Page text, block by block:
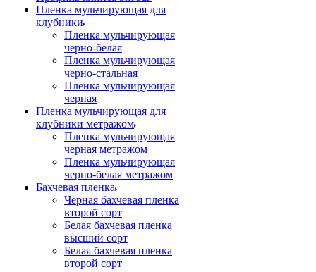
Пленка мульчирующая для
клубники
Пленка мульчирующая
черно-белая
Пленка мульчирующая
черно-стальная
Пленка мульчирующая
черная
Пленка мульчирующая для
клубники метражом
Пленка мульчирующая
черная метражом
Пленка мульчирующая
черно-белая метражом
Бахчевая пленка
Черная бахчевая пленка
второй сорт
Белая бахчевая пленка
высший сорт
Белая бахчевая пленка
второй сорт